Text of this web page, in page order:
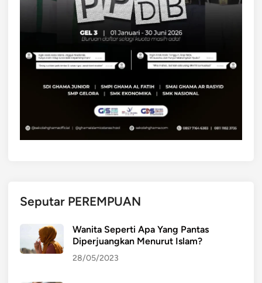
Seputar PEREMPUAN
Wanita Seperti Apa Yang Pantas
Diperjuangkan Menurut Islam?
28/05/2023